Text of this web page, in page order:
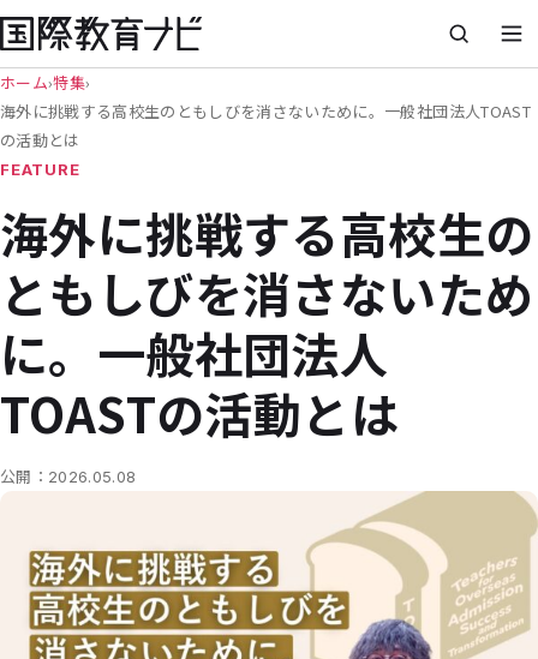
ホーム›特集›
海外に挑戦する高校生のともしびを消さないために。一般社団法人TOAST
の活動とは
FEATURE
海外に挑戦する高校生の
ともしびを消さないため
に。一般社団法人
TOASTの活動とは
公開： 2026.05.08